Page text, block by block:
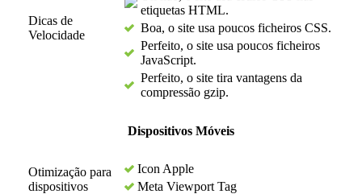
Dicas de
Velocidade
etiquetas HTML.
Boa, o site usa poucos ficheiros CSS.
Perfeito, o site usa poucos ficheiros
JavaScript.
Perfeito, o site tira vantagens da
compressão gzip.
Dispositivos Móveis
Otimização para
dispositivos
Icon Apple
Meta Viewport Tag